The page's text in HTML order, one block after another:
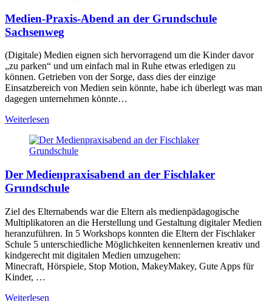
Medien-Praxis-Abend an der Grundschule
Sachsenweg
(Digitale) Medien eignen sich hervorragend um die Kinder davor
„zu parken“ und um einfach mal in Ruhe etwas erledigen zu
können. Getrieben von der Sorge, dass dies der einzige
Einsatzbereich von Medien sein könnte, habe ich überlegt was man
dagegen unternehmen könnte…
Weiterlesen
Der Medienpraxisabend an der Fischlaker
Grundschule
Ziel des Elternabends war die Eltern als medienpädagogische
Multiplikatoren an die Herstellung und Gestaltung digitaler Medien
heranzuführen. In 5 Workshops konnten die Eltern der Fischlaker
Schule 5 unterschiedliche Möglichkeiten kennenlernen kreativ und
kindgerecht mit digitalen Medien umzugehen:
Minecraft, Hörspiele, Stop Motion, MakeyMakey, Gute Apps für
Kinder, …
Weiterlesen